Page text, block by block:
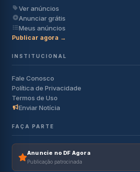
Ver anúncios
Anunciar grátis
Meus anúncios
Publicar agora →
INSTITUCIONAL
Fale Conosco
Política de Privacidade
Termos de Uso
Enviar Notícia
FAÇA PARTE
Anuncie no DF Agora
Publicação patrocinada